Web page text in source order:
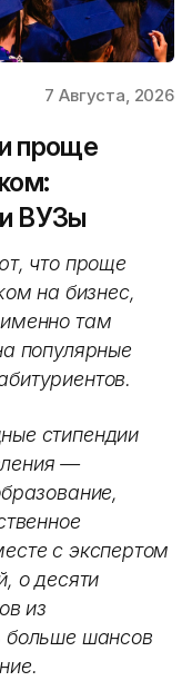
7 Августа, 2026
проще
ВУЗы
что проще
на бизнес,
там
популярные
стипендии
—
с экспертом
о десяти
из
больше шансов